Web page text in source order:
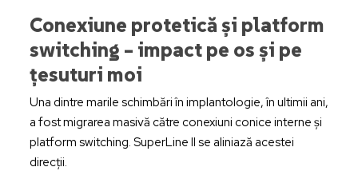
Conexiune protetică și platform
switching – impact pe os și pe
țesuturi moi
Una dintre marile schimbări în implantologie, în ultimii ani,
a fost migrarea masivă către conexiuni conice interne și
platform switching. SuperLine II se aliniază acestei
direcții.